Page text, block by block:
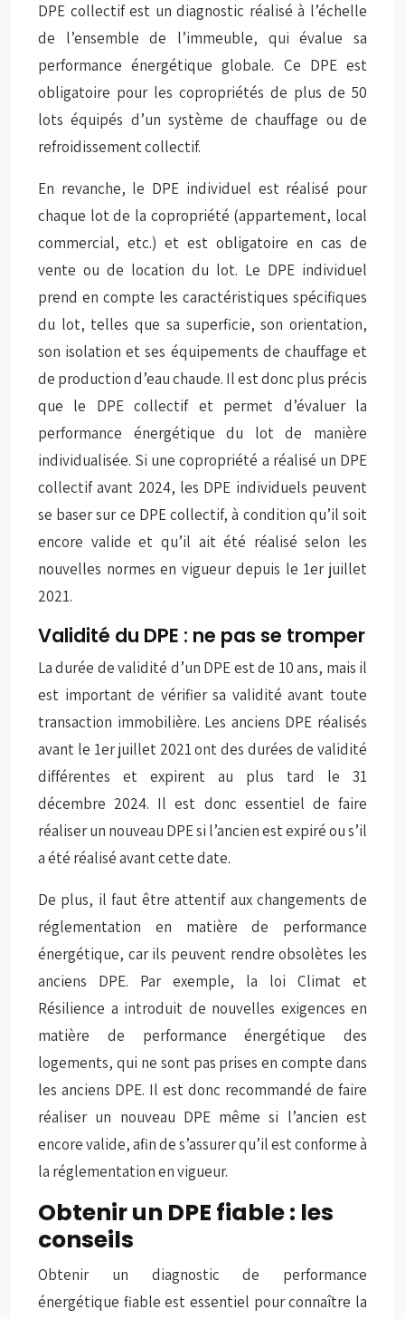
DPE collectif est un diagnostic réalisé à l’échelle
de l’ensemble de l’immeuble, qui évalue sa
performance énergétique globale. Ce DPE est
obligatoire pour les copropriétés de plus de 50
lots équipés d’un système de chauffage ou de
refroidissement collectif.
En revanche, le DPE individuel est réalisé pour
chaque lot de la copropriété (appartement, local
commercial, etc.) et est obligatoire en cas de
vente ou de location du lot. Le DPE individuel
prend en compte les caractéristiques spécifiques
du lot, telles que sa superficie, son orientation,
son isolation et ses équipements de chauffage et
de production d’eau chaude. Il est donc plus précis
que le DPE collectif et permet d’évaluer la
performance énergétique du lot de manière
individualisée. Si une copropriété a réalisé un DPE
collectif avant 2024, les DPE individuels peuvent
se baser sur ce DPE collectif, à condition qu’il soit
encore valide et qu’il ait été réalisé selon les
nouvelles normes en vigueur depuis le 1er juillet
2021.
Validité du DPE : ne pas se tromper
La durée de validité d’un DPE est de 10 ans, mais il
est important de vérifier sa validité avant toute
transaction immobilière. Les anciens DPE réalisés
avant le 1er juillet 2021 ont des durées de validité
différentes et expirent au plus tard le 31
décembre 2024. Il est donc essentiel de faire
réaliser un nouveau DPE si l’ancien est expiré ou s’il
a été réalisé avant cette date.
De plus, il faut être attentif aux changements de
réglementation en matière de performance
énergétique, car ils peuvent rendre obsolètes les
anciens DPE. Par exemple, la loi Climat et
Résilience a introduit de nouvelles exigences en
matière de performance énergétique des
logements, qui ne sont pas prises en compte dans
les anciens DPE. Il est donc recommandé de faire
réaliser un nouveau DPE même si l’ancien est
encore valide, afin de s’assurer qu’il est conforme à
la réglementation en vigueur.
Obtenir un DPE fiable : les
conseils
Obtenir un diagnostic de performance
énergétique fiable est essentiel pour connaître la